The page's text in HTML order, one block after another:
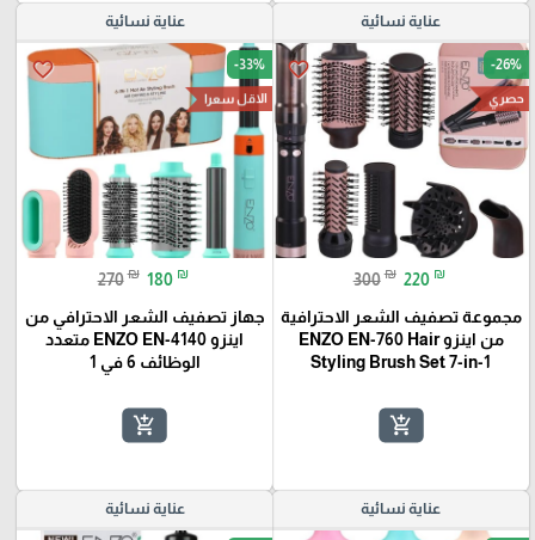
عناية نسائية
favorite_border -26%
حصري
300 ₪ 220 ₪
مجموعة تصفيف الشعر الاحترافية
من اينزو ENZO EN-760 Hair
Styling Brush Set 7-in-1
add_shopping_cart
عناية نسائية
favorite_border -33%
الاقل سعرا
270 ₪ 180 ₪
جهاز تصفيف الشعر الاحترافي من
اينزو ENZO EN-4140 متعدد
الوظائف 6 في 1
add_shopping_cart
عناية نسائية عناية نسائية